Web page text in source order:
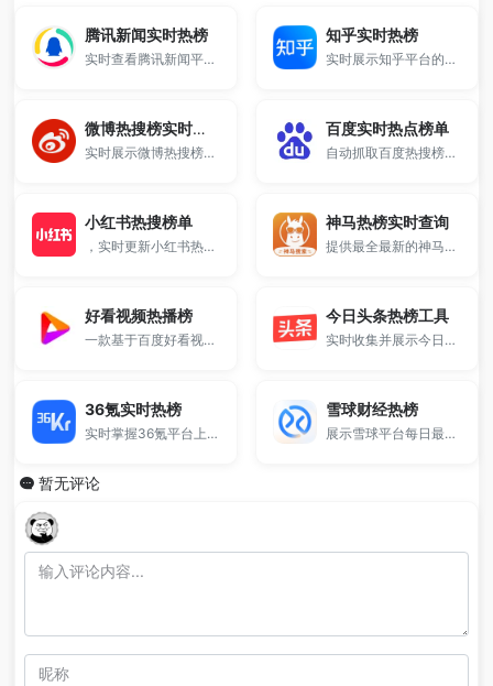
腾讯新闻实时热榜
实时查看腾讯新闻平台最热话题与社会热点。
知乎实时热榜
实时展示知乎平台的热门话题排行。
微博热搜榜实时话题
实时展示微博热搜榜、话题榜的最新热门数据。
百度实时热点榜单
自动抓取百度热搜榜单的在线工具。
小红书热搜榜单
，实时更新小红书热榜趋势，帮助你快速掌握当前最火话题与流量方向，适用于内容创作、选题分析及热点追踪。
神马热榜实时查询
提供最全最新的神马热榜实时数据抓取展示。
好看视频热播榜
一款基于百度好看视频平台的实时热播排行榜工具。
今日头条热榜工具
实时收集并展示今日头条平台最热门的新闻话题与社会热点。
36氪实时热榜
实时掌握36氪平台上的推荐文章排行。
雪球财经热榜
展示雪球平台每日最受关注的财经新闻与市场话题。
暂无评论